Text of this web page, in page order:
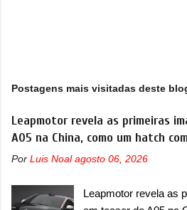
Postagens mais visitadas deste
Leapmotor revela as primeiras
A05 na China, como um hatch
Por Luis Noal agosto 06, 2026
Leapmotor revela as